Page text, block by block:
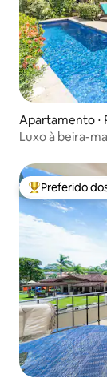
Apartamento ⋅
Luxo à beira-
Entre os
Preferido